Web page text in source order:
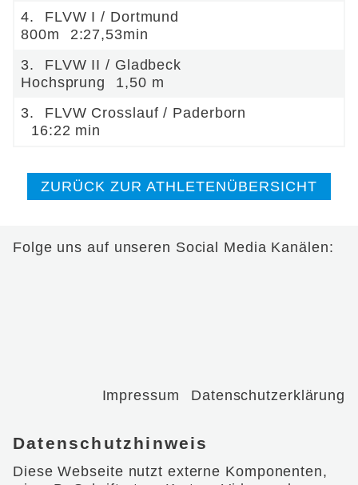
4.
FLVW I / Dortmund
800m
2:27,53min
3.
FLVW II / Gladbeck
Hochsprung
1,50 m
3.
FLVW Crosslauf / Paderborn
16:22 min
ZURÜCK ZUR ATHLETENÜBERSICHT
Folge uns auf unseren Social Media Kanälen:
Impressum Datenschutzerklärung
Datenschutzhinweis
Diese Webseite nutzt externe Komponenten,